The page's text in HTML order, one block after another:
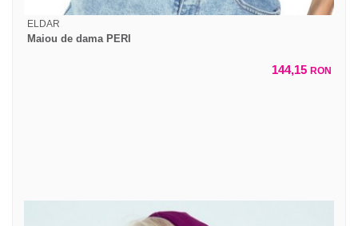
ELDAR
Maiou de dama PERI
144,15 RON